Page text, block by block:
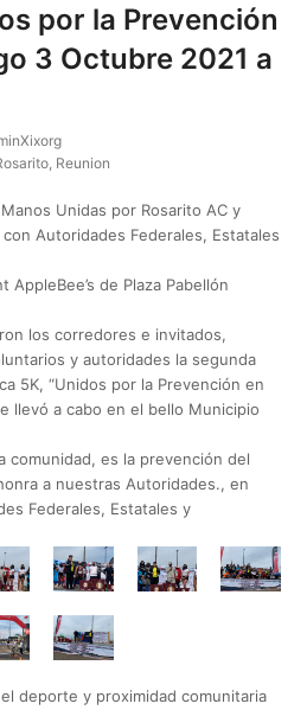
por la Prevención
3 Octubre 2021 a
, Reunion
Unidas por Rosarito AC y
Autoridades Federales, Estatales
de Plaza Pabellón
los corredores e invitados,
y autoridades la segunda
5K, “Unidos por la Prevención en
llevó a cabo en el bello Municipio
comunidad, es la prevención del
a nuestras Autoridades., en
Federales, Estatales y
deporte y proximidad comunitaria